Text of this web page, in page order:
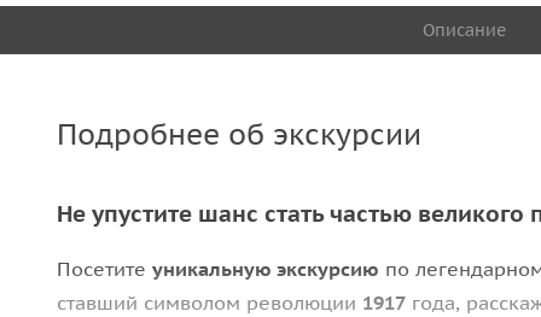
Описание
Подробнее об экскурсии
Не упустите шанс стать частью великого
Посетите уникальную экскурсию по
ставший символом революции 1917 года,